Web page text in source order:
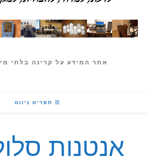
אתר המידע על קרינה בלתי מייננת
תפריט ניווט